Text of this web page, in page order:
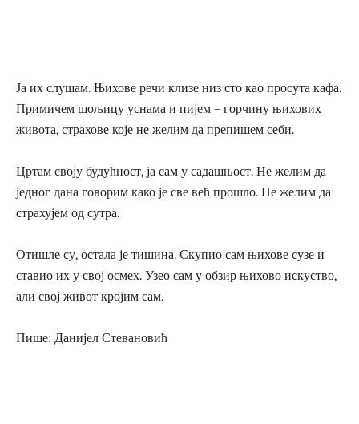
Ја их слушам. Њихове речи клизе низ сто као просута кафа.
Примичем шољицу уснама и пијем – горчину њихових
живота, страхове које не желим да препишем себи.
Цртам своју будућност, ја сам у садашњост. Не желим да
једног дана говорим како је све већ прошло. Не желим да
страхујем од сутра.
Отишле су, остала је тишина. Скупио сам њихове сузе и
ставио их у свој осмех. Узео сам у обзир њихово искуство,
али свој живот кројим сам.
Пише: Данијел Стевановић